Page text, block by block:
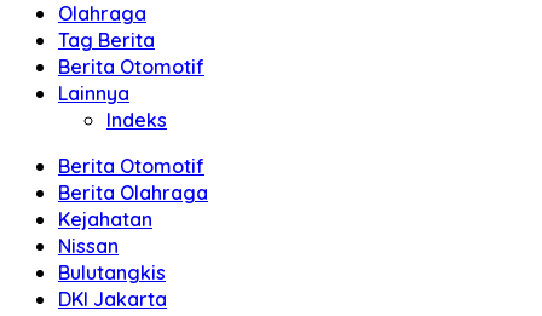
Olahraga
Tag Berita
Berita Otomotif
Lainnya
Indeks
Berita Otomotif
Berita Olahraga
Kejahatan
Nissan
Bulutangkis
DKI Jakarta